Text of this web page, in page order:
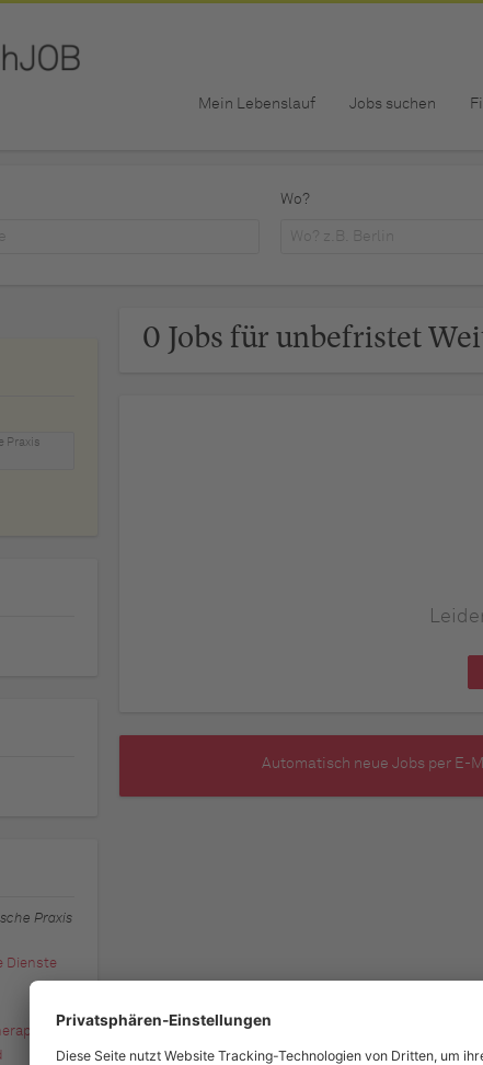
Mein Lebenslauf Jobs suchen
Wo?
0 Jobs für unbefristet
Automatisch neue Jobs per E-
Praxis
Praxis
Dienste